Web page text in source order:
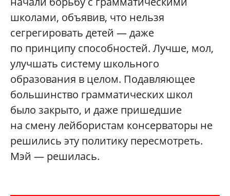
школами, объявив, что нельзя
сегрегировать детей — даже
по принципу способностей. Лучше, мол,
улучшать систему школьного
образования в целом. Подавляющее
большинство грамматических школ
было закрыто, и даже пришедшие
на смену лейбористам консерваторы не
решились эту политику пересмотреть.
Мэй — решилась.